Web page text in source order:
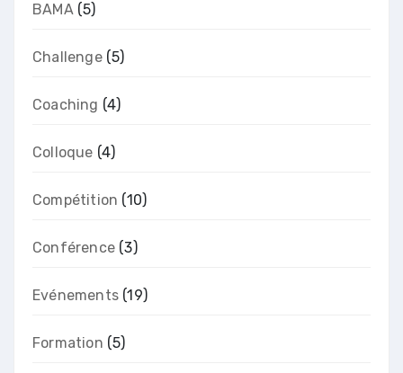
BAMA(5)
Challenge(5)
Coaching (4)
Colloque (4)
Compétition (10)
Conférence (3)
Evénements (19)
Formation (5)